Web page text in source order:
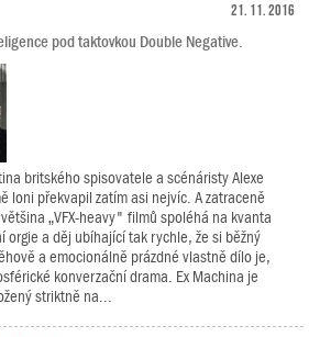
21. 11. 2016
pod taktovkou Double Negative.
britského spisovatele a scénáristy Alexe
loni překvapil zatím asi nejvíc. A zatraceně
„VFX-heavy" filmů spoléhá na kvanta
orgie a děj ubíhající tak rychle, že si běžný
a emocionálně prázdné vlastně dílo je,
konverzační drama. Ex Machina je
striktně na...